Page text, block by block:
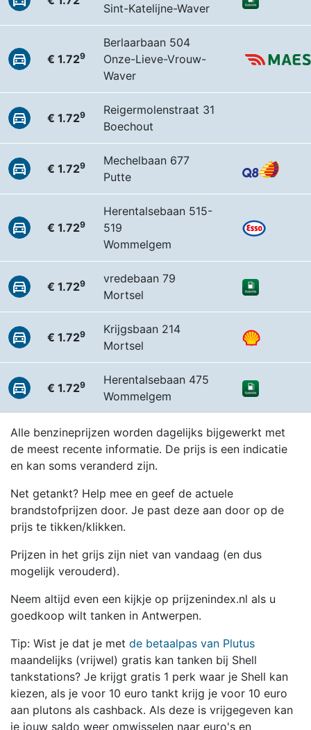
Sint-Katelijne-Waver
€ 1.729
Berlaarbaan 504
Onze-Lieve-Vrouw-
Waver
€ 1.729
Reigermolenstraat 31
Boechout
€ 1.729
Mechelbaan 677
Putte
€ 1.729
Herentalsebaan 515-
519
Wommelgem
€ 1.729
vredebaan 79
Mortsel
€ 1.729
Krijgsbaan 214
Mortsel
€ 1.729
Herentalsebaan 475
Wommelgem
Alle benzineprijzen worden dagelijks bijgewerkt met
de meest recente informatie. De prijs is een indicatie
en kan soms veranderd zijn.
Net getankt? Help mee en geef de actuele
brandstofprijzen door. Je past deze aan door op de
prijs te tikken/klikken.
Prijzen in het grijs zijn niet van vandaag (en dus
mogelijk verouderd).
Neem altijd even een kijkje op prijzenindex.nl als u
goedkoop wilt tanken in Antwerpen.
Tip: Wist je dat je met de betaalpas van Plutus
maandelijks (vrijwel) gratis kan tanken bij Shell
tankstations? Je krijgt gratis 1 perk waar je Shell kan
kiezen, als je voor 10 euro tankt krijg je voor 10 euro
aan plutons als cashback. Als deze is vrijgegeven kan
je jouw saldo weer omwisselen naar euro's en